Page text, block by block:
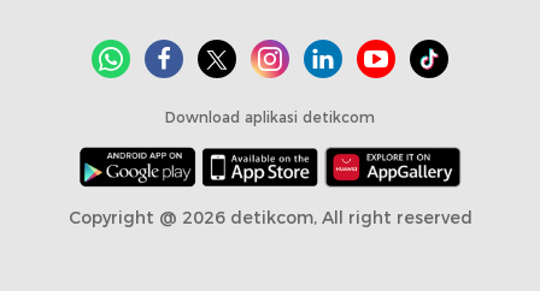
Download aplikasi detikcom
Copyright @ 2026 detikcom, All right reserved